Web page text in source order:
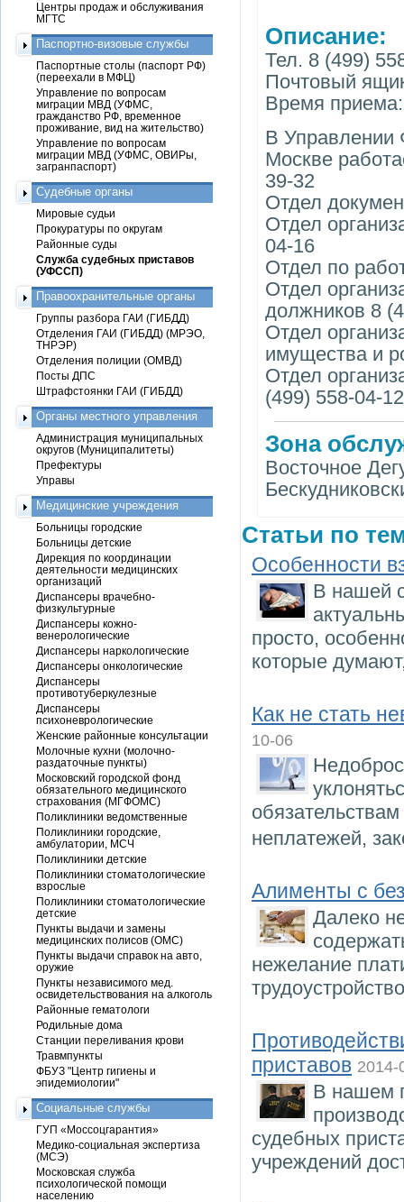
Описание:
Тел. 8 (499)
Почтовый
Время приема:
В Управлении
Москве
39-32
Отдел
Отдел
04-16
Отдел по
Отдел
должников 8
Отдел
имущества и
Отдел
(499) 558-04-12
Зона
Восточное
Статьи по
Особенности
В нашей
просто,
которые
Как не стать
10-06
неплатежей,
Алименты с
Далеко
нежелание
приставов 2014-
В нашем
судебных
учреждений
Центры продаж и обслуживания
МГТС
Паспортно-визовые службы
Паспортные столы (паспорт РФ)
(переехали в МФЦ)
Управление по вопросам
миграции МВД (УФМС,
гражданство РФ, временное
проживание, вид на жительство)
Управление по вопросам
миграции МВД (УФМС, ОВИРы,
загранпаспорт)
Судебные органы
Мировые судьи
Прокуратуры по округам
Районные суды
Служба судебных приставов
(УФССП)
Правоохранительные органы
Группы разбора ГАИ (ГИБДД)
Отделения ГАИ (ГИБДД) (МРЭО,
ТНРЭР)
Отделения полиции (ОМВД)
Посты ДПС
Штрафстоянки ГАИ (ГИБДД)
Органы местного управления
Администрация муниципальных
округов (Муниципалитеты)
Префектуры
Управы
Медицинские учреждения
Больницы городские
Больницы детские
Дирекция по координации
деятельности медицинских
организаций
Диспансеры врачебно-
физкультурные
Диспансеры кожно-
венерологические
Диспансеры наркологические
Диспансеры онкологические
Диспансеры
противотуберкулезные
Диспансеры
психоневрологические
Женские районные консультации
Молочные кухни (молочно-
раздаточные пункты)
Московский городской фонд
обязательного медицинского
страхования (МГФОМС)
Поликлиники ведомственные
Поликлиники городские,
амбулатории, МСЧ
Поликлиники детские
Поликлиники стоматологические
взрослые
Поликлиники стоматологические
детские
Пункты выдачи и замены
медицинских полисов (ОМС)
Пункты выдачи справок на авто,
оружие
Пункты независимого мед.
освидетельствования на алкоголь
Районные гематологи
Родильные дома
Станции переливания крови
Травмпункты
ФБУЗ "Центр гигиены и
эпидемиологии"
Социальные службы
ГУП «Моссоцгарантия»
Медико-социальная экспертиза
(МСЭ)
Московская служба
психологической помощи
населению